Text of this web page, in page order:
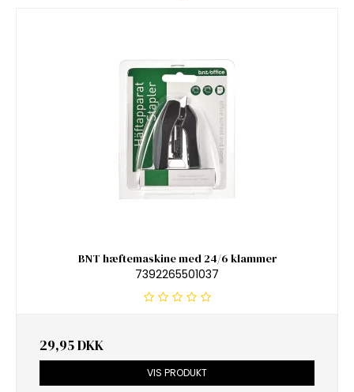
BNT hæftemaskine med 24/6 klammer
7392265501037
29,95 DKK
VIS PRODUKT